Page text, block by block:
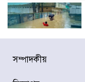
সম্পাদকীয়